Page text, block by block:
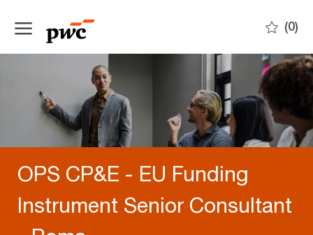
(0)
OPS CP&E - EU Funding
Instrument Senior Consultant